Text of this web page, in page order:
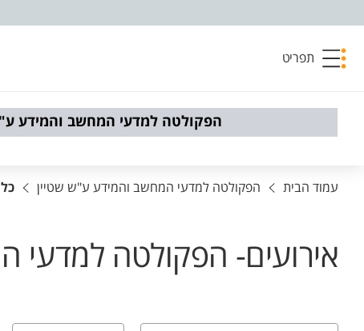
תפריט
הפקולטה למדעי המחשב והמידע
עמוד הבית הפקולטה למדעי המחשב והמידע ע"ש שטיין
אירועים- הפקולטה למדעי